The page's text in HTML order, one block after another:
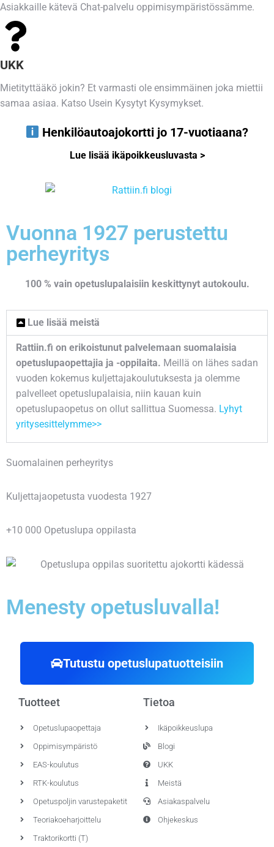
Asiakkaille kätevä Chat-palvelu oppimisympäristössämme.
UKK
Mietityttääkö jokin? Et varmasti ole ensimmäinen joka miettii
samaa asiaa. Katso Usein Kysytyt Kysymykset.
Henkilöautoajokortti jo 17-vuotiaana?
Lue lisää ikäpoikkeusluvasta >
Vuonna 1927 perustettu
perheyritys
100 % vain opetuslupalaisiin keskittynyt autokoulu.
Lue lisää meistä
Rattiin.fi on erikoistunut palvelemaan suomalaisia
opetuslupaopettajia ja -oppilaita. Meillä on lähes sadan
vuoden kokemus kuljettajakoulutuksesta ja olemme
palvelleet opetuslupalaisia, niin kauan kuin
opetuslupaopetus on ollut sallittua Suomessa. Lyhyt
yritysesittelymme>>
Suomalainen perheyritys
Kuljettajaopetusta vuodesta 1927
+10 000 Opetuslupa oppilasta
Menesty opetusluvalla!
Tutustu opetuslupatuotteisiin
Tuotteet
Opetuslupaopettaja
Oppimisympäristö
EAS-koulutus
RTK-koulutus
Opetuspoljin varustepaketit
Teoriakoeharjoittelu
Traktorikortti (T)
Tietoa
Ikäpoikkeuslupa
Blogi
UKK
Meistä
Asiakaspalvelu
Ohjekeskus